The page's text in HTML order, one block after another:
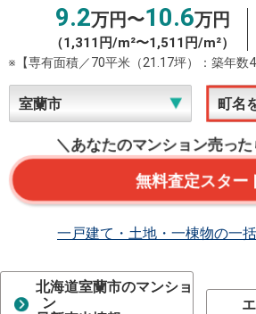
9.2万円〜10.6万円
（1,311円/m²〜1,511円/m²）
※【専有面積／70平米（21.17坪）：築年数
＼あなたのマンション売っ
無料査定スター
一戸建て・土地・一棟物の一
北海道室蘭市のマンショ
ン